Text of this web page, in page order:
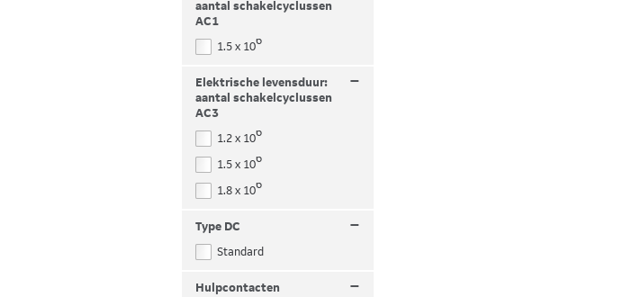
aantal schakelcyclussen
AC1
1.5 x 106
Elektrische levensduur:
aantal schakelcyclussen
AC3
–
1.2 x 106
1.5 x 106
1.8 x 106
Type DC –
Standard
Hulpcontacten –